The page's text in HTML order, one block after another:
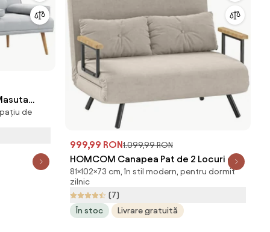
Masiv
de
999,99 RON1.099,99 RON
HOMCOM Canapea Pat de 2 Locuri cu
Spătar Reglabil pe 5 Nivele și 2 Perne
din Material Capitonat, 102x73x81 cm,
Crem Alb | Aosom Romania
81×102×73 cm, în stil modern, pentru dormit
zilnic
(7)
În stoc
Livrare gratuită